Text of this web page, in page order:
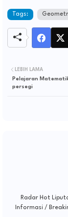
Tags:
LEBIH LAMA
Pelajaran
persegi
Radar Hot
Informasi /